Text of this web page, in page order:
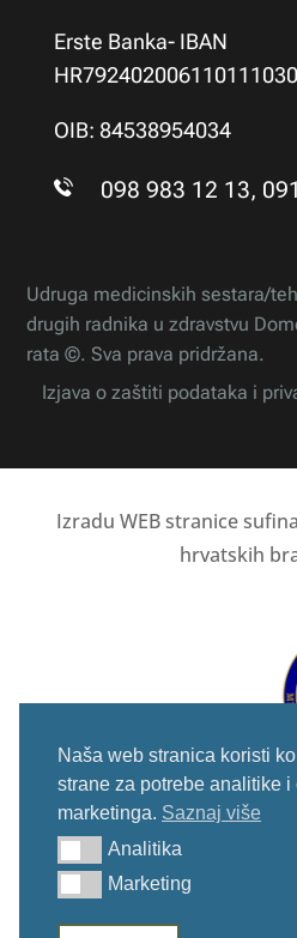
Naša web stranica koristi
strane za potrebe analitike i
marketinga. Saznaj više
AnalitikaAnalitika
MarketingMarketing
Erste Banka- IBAN
OIB: 84538954034
098 983 12 13,
Udruga medicinskih sestara/
drugih radnika u zdravstvu
rata ©. Sva prava pridržana.
Izjava o zaštiti podataka i
Izradu WEB stranice
hrvatskih